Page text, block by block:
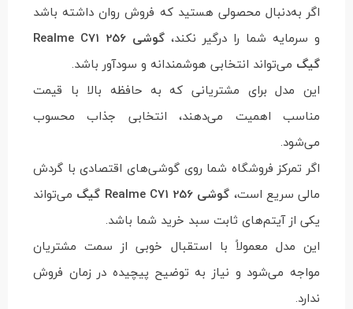
اگر به‌دنبال محصولی هستید که فروش روان داشته باشد
و سرمایه شما را درگیر نکند،
گوشی Realme C71 256
گیگ می‌تواند انتخابی هوشمندانه و سودآور باشد.
این مدل برای مشتریانی که به حافظه بالا با قیمت
مناسب اهمیت می‌دهند، انتخابی جذاب محسوب
می‌شود.
اگر تمرکز فروشگاه شما روی گوشی‌های اقتصادی با گردش
مالی سریع است، گوشی Realme C71 256 گیگ
می‌تواند
یکی از آیتم‌های ثابت سبد خرید شما باشد.
این مدل معمولاً با استقبال خوبی از سمت مشتریان
مواجه می‌شود و نیاز به توضیح پیچیده در زمان فروش
ندارد.